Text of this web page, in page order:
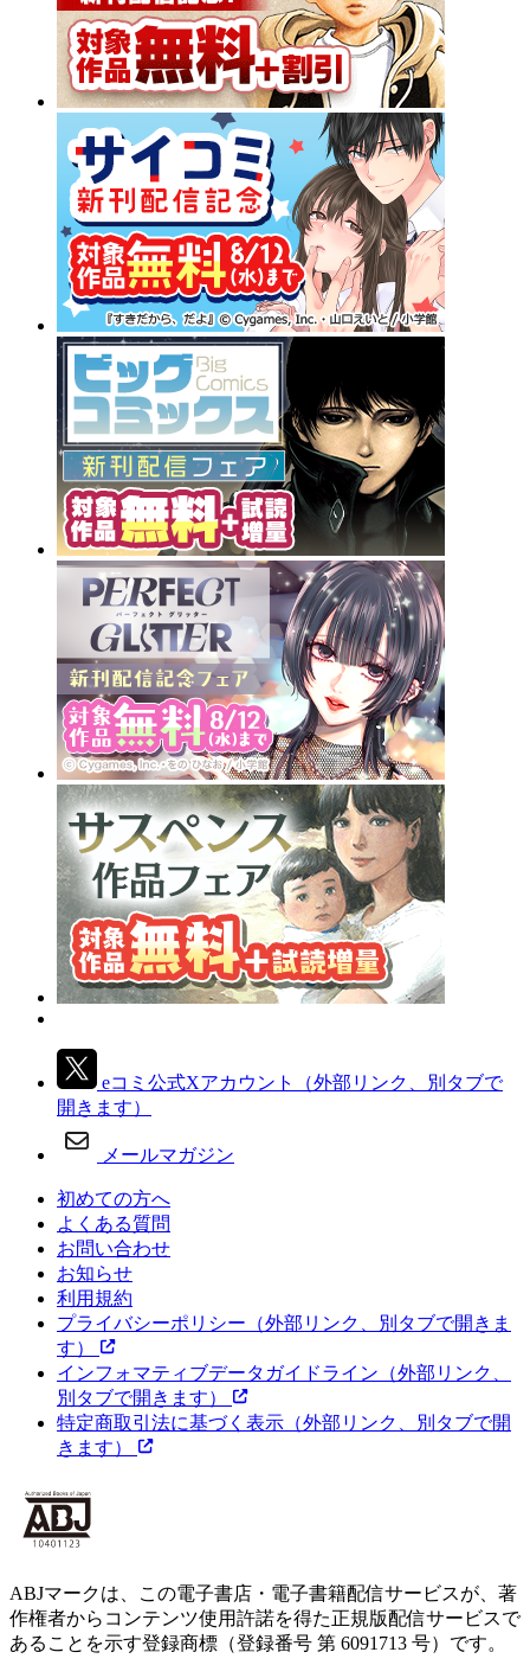
eコミ公式Xアカウント
開きます）
メールマガジン
初めての方へ
よくある質問
お問い合わせ
利用規約
プライバシーポリシー
す）
別タブで開きます）
特定商取引法に基づく表示（外部リンク、別タブで開
きます）